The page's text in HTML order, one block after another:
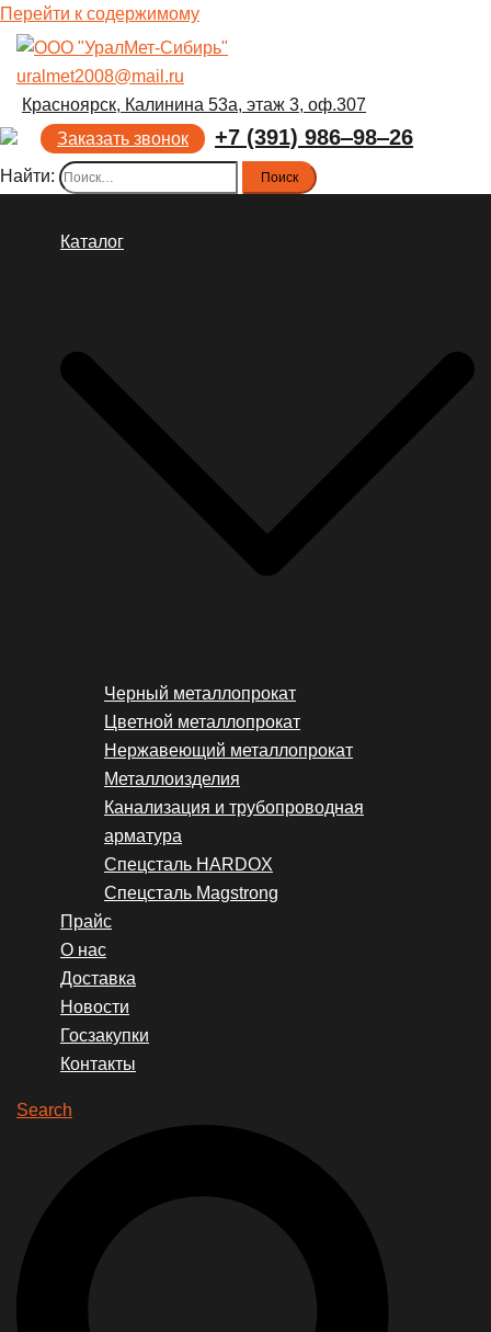
Перейти к содержимому
uralmet2008@mail.ru
Красноярск, Калинина 53а, этаж 3, оф.307
Заказать звонок
+7 (391) 986‒98‒26
Найти:
Каталог
Черный металлопрокат
Цветной металлопрокат
Нержавеющий металлопрокат
Металлоизделия
Канализация и трубопроводная
арматура
Спецсталь HARDOX
Спецсталь Magstrong
Прайс
О нас
Доставка
Новости
Госзакупки
Контакты
Search